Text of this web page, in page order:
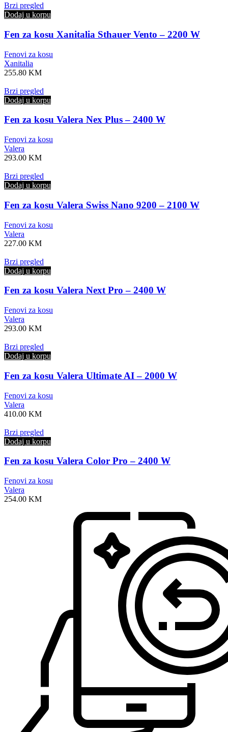
Brzi pregled
Dodaj u korpu
Fen za kosu Xanitalia Sthauer Vento – 2200 W
Fenovi za kosu
Xanitalia
255.80 KM
Brzi pregled
Dodaj u korpu
Fen za kosu Valera Nex Plus – 2400 W
Fenovi za kosu
Valera
293.00 KM
Brzi pregled
Dodaj u korpu
Fen za kosu Valera Swiss Nano 9200 – 2100 W
Fenovi za kosu
Valera
227.00 KM
Brzi pregled
Dodaj u korpu
Fen za kosu Valera Next Pro – 2400 W
Fenovi za kosu
Valera
293.00 KM
Brzi pregled
Dodaj u korpu
Fen za kosu Valera Ultimate AI – 2000 W
Fenovi za kosu
Valera
410.00 KM
Brzi pregled
Dodaj u korpu
Fen za kosu Valera Color Pro – 2400 W
Fenovi za kosu
Valera
254.00 KM